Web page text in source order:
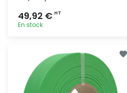
49,92 € HT
En stock